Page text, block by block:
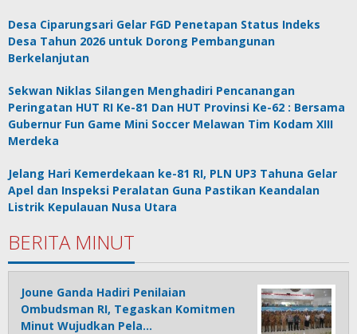
Desa Ciparungsari Gelar FGD Penetapan Status Indeks
Desa Tahun 2026 untuk Dorong Pembangunan
Berkelanjutan
Sekwan Niklas Silangen Menghadiri Pencanangan
Peringatan HUT RI Ke-81 Dan HUT Provinsi Ke-62 : Bersama
Gubernur Fun Game Mini Soccer Melawan Tim Kodam XIII
Merdeka
Jelang Hari Kemerdekaan ke-81 RI, PLN UP3 Tahuna Gelar
Apel dan Inspeksi Peralatan Guna Pastikan Keandalan
Listrik Kepulauan Nusa Utara
BERITA MINUT
Joune Ganda Hadiri Penilaian
Ombudsman RI, Tegaskan Komitmen
Minut Wujudkan Pela…